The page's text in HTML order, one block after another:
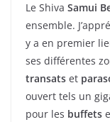
Le Shiva Samui
ensemble.
y a en premier
ses différentes
transats et
ouvert tels un
pour les buffets